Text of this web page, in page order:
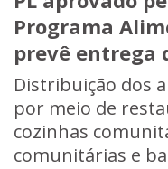
Programa
prevê entrega
Distribuição dos
por meio de
cozinhas
comunitárias e